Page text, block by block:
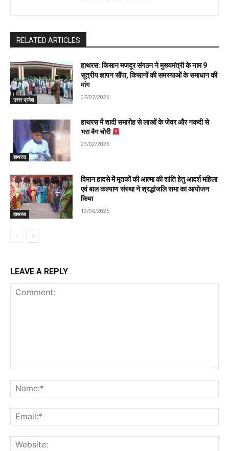
RELATED ARTICLES
उत्तर प्रदेश
हाथरस: किसान मजदूर संगठन ने मुख्यमंत्री के नाम 9
सूत्रीय ज्ञापन सौंपा, किसानों की समस्याओं के समाधान की
मांग
07/07/2026
हाथरस
हाथरस में शादी समारोह से लाखों के जेवर और नकदी से
भरा बैग चोरी
23/02/2026
हाथरस
विमान हादसे में मृतकों की आत्मा की शांति हेतु आदर्श महिला
एवं बाल कल्याण संस्था ने श्रद्धांजलि सभा का आयोजन
किया
13/06/2025
LEAVE A REPLY